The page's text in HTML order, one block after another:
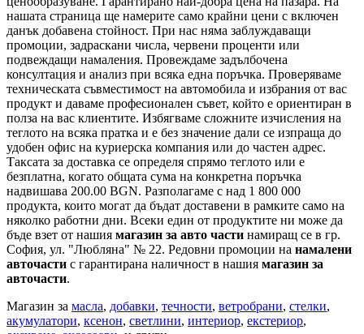
нашата страница ще намерите само крайни цени с включен
данък добавена стойност. При нас няма заблуждаващи
промоции, задраскани числа, червени проценти или
подвеждащи намаления. Провеждаме задълбочена
консултация и анализ при всяка една поръчка. Проверяваме
техническата съвместимост на автомобила и избрания от вас
продукт и даваме професионален съвет, който е ориентиран в
полза на вас клиентите. Избягваме сложните изчисления на
теглото на всяка пратка и е без значение дали се изпраща до
удобен офис на куриерска компания или до частен адрес.
Таксата за доставка се определя спрямо теглото или е
безплатна, когато общата сума на конкретна поръчка
надвишава 200.00 BGN. Разполагаме с над 1 800 000
продукта, които могат да бъдат доставени в рамките само на
няколко работни дни. Всеки един от продуктите ни може да
бъде взет от нашия магазин за авто части намиращ се в гр.
София, ул. "Любляна" № 22. Редовни промоции на намалени
авточасти с гарантирана наличност в нашия магазин за
авточасти.
Магазин за масла, добавки, течности, ветробрани, стелки,
акумулатори, ксенон, светлини, интериор, екстериор,